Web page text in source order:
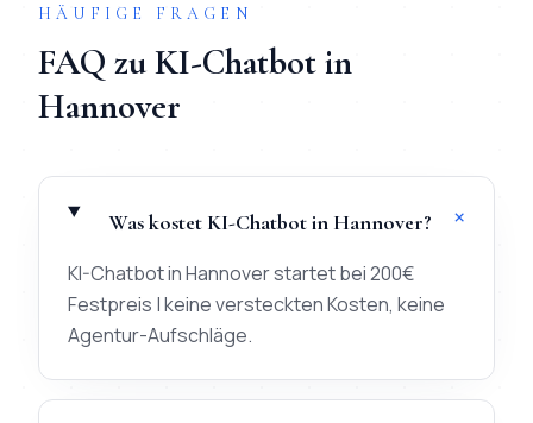
HÄUFIGE FRAGEN
FAQ zuKI-Chatbotin
Hannover
Was kostet KI-Chatbot in Hannover? +
KI-Chatbot in Hannover startet bei 200€
Festpreis | keine versteckten Kosten, keine
Agentur-Aufschläge.